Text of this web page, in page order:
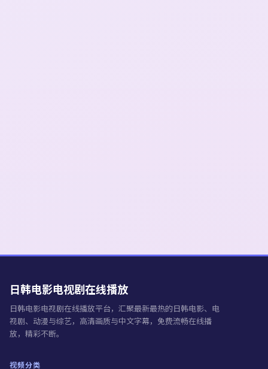
日韩电影电视剧在线播放
日韩电影电视剧在线播放平台，汇聚最新最热的日韩电影、电
视剧、动漫与综艺，高清画质与中文字幕，免费流畅在线播
放，精彩不断。
视频分类